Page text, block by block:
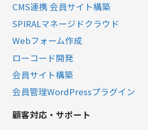
CMS連携 会員サイト構築
SPIRALマネージドクラウド
Webフォーム作成
ローコード開発
会員サイト構築
会員管理WordPressプラグイン
顧客対応・サポート